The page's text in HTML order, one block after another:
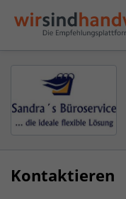
Kontaktieren